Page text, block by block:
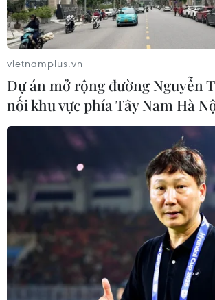
vietnamplus.vn
Dự án mở rộng đường Nguyễn
nối khu vực phía Tây Nam Hà